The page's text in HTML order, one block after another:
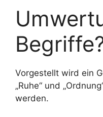
Vorgestellt wird ein
„Ruhe“ und
werden.